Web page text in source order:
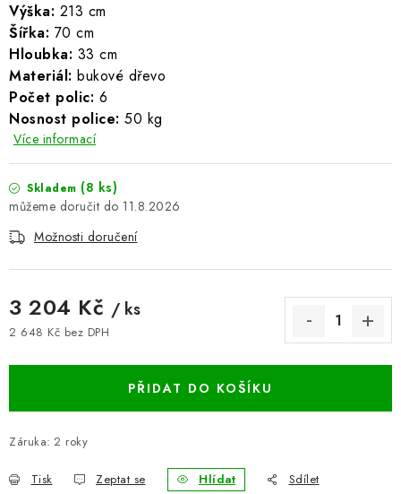
NAPIŠTE NÁM
KONTAKTY
BLOG
Kontakty Hodnocení obchodu
Odstoupení od kupní smlouvy
Obchodní a dodací podmínky
Cookies
Bezpečnostní certifikáty Moje objednávka
Výška: 213 cm
Šířka: 70 cm
Hloubka: 33 cm
Materiál: bukové dřevo
Počet polic: 6
Nosnost police: 50 kg
Více informací
Skladem (8 ks)
11.8.2026
Možnosti doručení
3 204 Kč / ks
2 648 Kč bez DPH
PŘIDAT DO KOŠÍKU
Záruka: 2 roky
Tisk Zeptat se Hlídat Sdílet